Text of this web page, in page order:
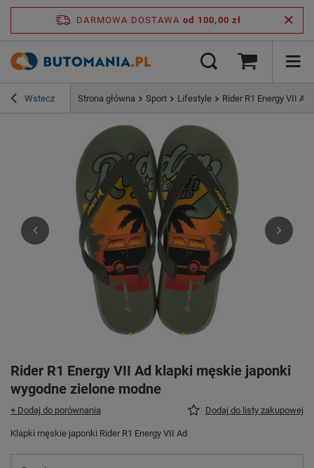
DARMOWA DOSTAWA od 100,00 zł
Wstecz Strona główna Sport Lifestyle Rider R1 Energy VII
Rider R1 Energy VII Ad klapki męskie japonki
wygodne zielone modne
+ Dodaj do porównania Dodaj do listy zakupowej
Klapki męskie japonki Rider R1 Energy VII Ad